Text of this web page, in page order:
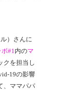
ル）さんに
#1 内のマ
クを担当し
19の影響
、ママパパ